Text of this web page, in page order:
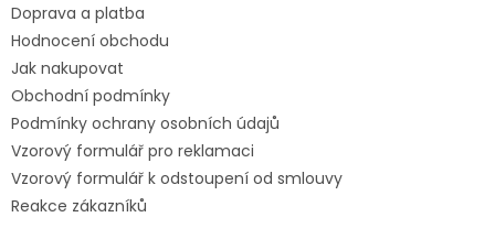
Doprava a platba
Hodnocení obchodu
Jak nakupovat
Obchodní podmínky
Podmínky ochrany osobních údajů
Vzorový formulář pro reklamaci
Vzorový formulář k odstoupení od smlouvy
Reakce zákazníků